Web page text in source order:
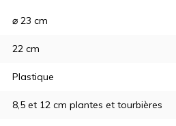
⌀ 23 cm
22 cm
Plastique
8,5 et 12 cm plantes et tourbières